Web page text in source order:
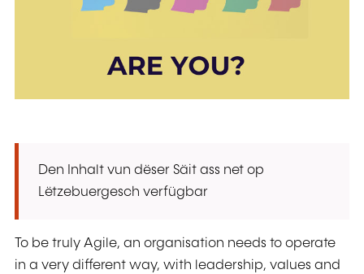
Den Inhalt vun dëser Säit ass net op
Lëtzebuergesch verfügbar
To be truly Agile, an organisation needs to operate
in a very different way, with leadership, values and